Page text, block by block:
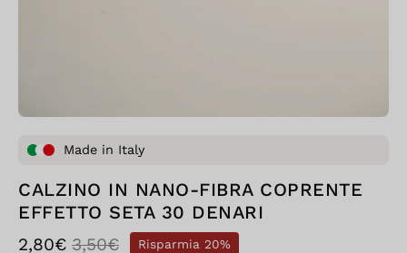
Made in Italy
CALZINO IN NANO-FIBRA COPRENTE
EFFETTO SETA 30 DENARI
2,80€ 3,50€ Risparmia 20%